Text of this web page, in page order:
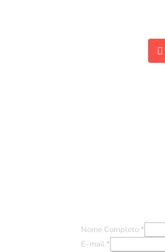
Nome Completo *
E-mail *